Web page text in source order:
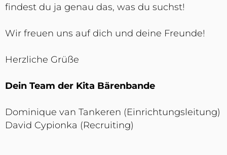
findest du ja genau das, was du suchst!
Wir freuen uns auf dich und deine Freunde!
Herzliche Grüße
Dein Team der Kita Bärenbande
Dominique van Tankeren (Einrichtungsleitung)
David Cypionka (Recruiting)